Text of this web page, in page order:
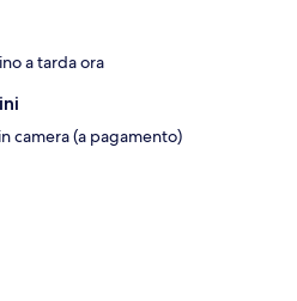
a tarda ora
camera (a pagamento)